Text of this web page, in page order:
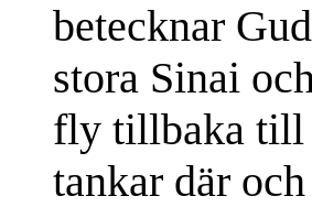
betecknar
stora Sinai
fly tillbaka till
tankar där